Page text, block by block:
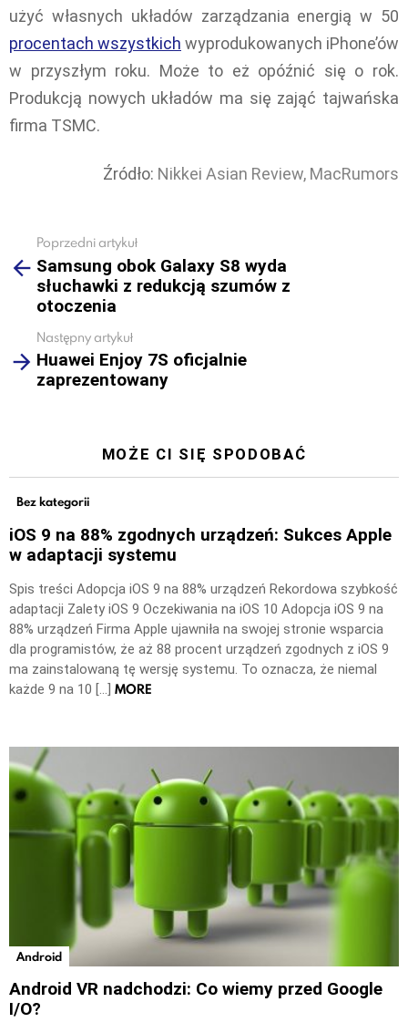
użyć własnych układów zarządzania energią w 50
procentach wszystkich wyprodukowanych iPhone’ów
w przyszłym roku. Może to eż opóźnić się o rok.
Produkcją nowych układów ma się zająć tajwańska
firma TSMC.
Źródło: Nikkei Asian Review, MacRumors
more
Poprzedni artykuł
Samsung obok Galaxy S8 wyda
słuchawki z redukcją szumów z
otoczenia
Następny artykuł
Huawei Enjoy 7S oficjalnie
zaprezentowany
MOŻE CI SIĘ SPODOBAĆ
Bez kategorii
iOS 9 na 88% zgodnych urządzeń: Sukces Apple
w adaptacji systemu
Spis treści Adopcja iOS 9 na 88% urządzeń Rekordowa szybkość
adaptacji Zalety iOS 9 Oczekiwania na iOS 10 Adopcja iOS 9 na
88% urządzeń Firma Apple ujawniła na swojej stronie wsparcia
dla programistów, że aż 88 procent urządzeń zgodnych z iOS 9
ma zainstalowaną tę wersję systemu. To oznacza, że niemal
każde 9 na 10 […] MORE
Android
Android VR nadchodzi: Co wiemy przed Google
I/O?